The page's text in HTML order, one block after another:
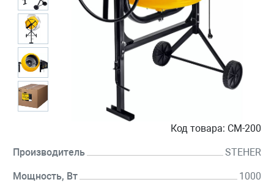
Код товара: CM-200
Производитель STEHER
Мощность, Вт 1000